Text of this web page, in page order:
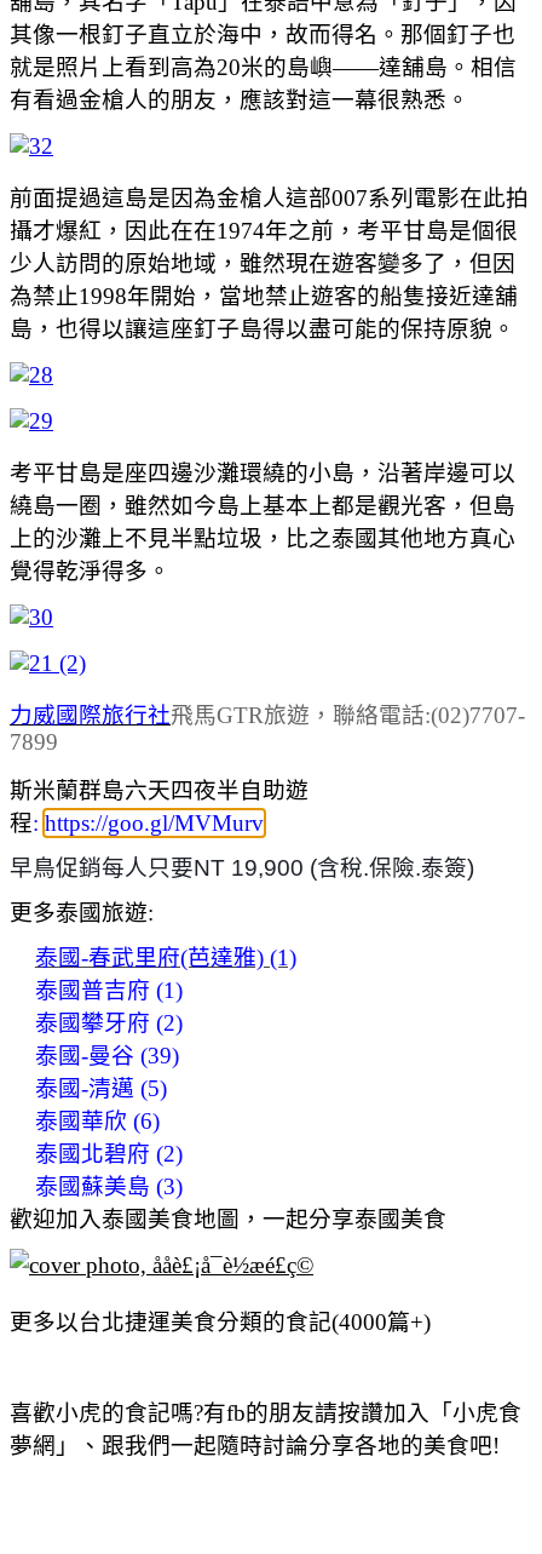
其像一根釘子直立於海中，故而得名。那個釘子也
就是照片上看到高為20米的島嶼——達舖島。相信
有看過金槍人的朋友，應該對這一幕很熟悉。
前面提過這島是因為金槍人這部007系列電影在此拍
攝才爆紅，因此在在1974年之前，考平甘島是個很
少人訪問的原始地域，雖然現在遊客變多了，但因
為禁止1998年開始，當地禁止遊客的船隻接近達舖
島，也得以讓這座釘子島得以盡可能的保持原貌。
考平甘島是座四邊沙灘環繞的小島，沿著岸邊可以
繞島一圈，雖然如今島上基本上都是觀光客，但島
上的沙灘上不見半點垃圾，比之泰國其他地方真心
覺得乾淨得多。
力威國際旅行社飛馬GTR旅遊， 聯絡電話:(02)7707-
7899
斯米蘭群島六天四夜半自助遊
程: https://goo.gl/MVMurv
早鳥促銷每人只要NT 19,900 (含稅.保險.泰簽)
更多泰國旅遊:
泰國-春武里府(芭達雅) (1)
泰國普吉府 (1)
泰國攀牙府 (2)
泰國-曼谷 (39)
泰國-清邁 (5)
泰國華欣 (6)
泰國北碧府 (2)
泰國蘇美島 (3)
歡迎加入泰國美食地圖，一起分享泰國美食
更多以台北捷運美食分類的食記(4000篇+)
喜歡小虎的食記嗎?有fb的朋友請按讚加入「小虎食
夢網」、跟我們一起隨時討論分享各地的美食吧!